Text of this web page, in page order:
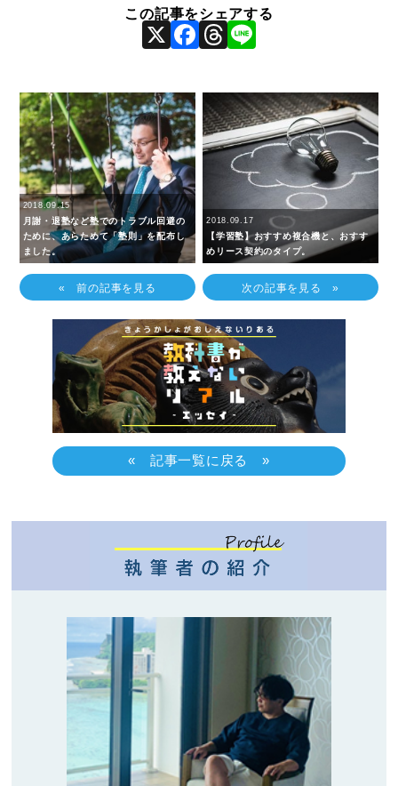
X Facebook
Threads
2018.09.15
月謝・退塾など塾でのトラブル回避の
ために、あらためて「塾則」を配布し
ました。
« 前の記事を見る
2018.09.17
【学習塾】おすすめ複合機と、おすす
めリース契約のタイプ。
次の記事を見る »
« 記事一覧に戻る »